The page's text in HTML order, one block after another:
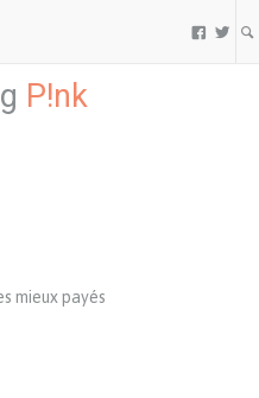
 
P!nk
mieux payés